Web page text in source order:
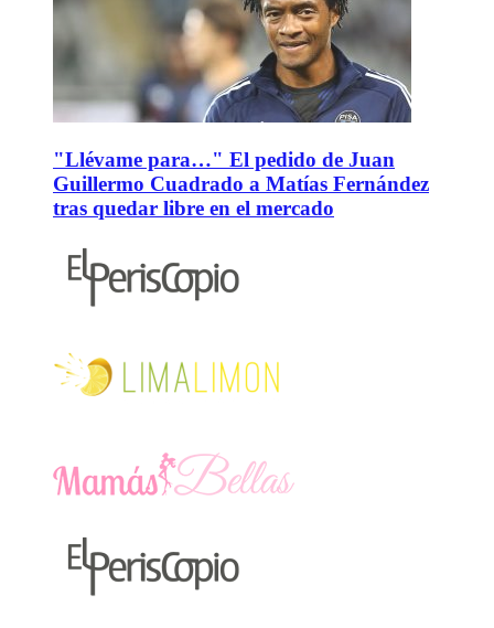
"Llévame para…" El pedido de Juan
Guillermo Cuadrado a Matías Fernández
tras quedar libre en el mercado